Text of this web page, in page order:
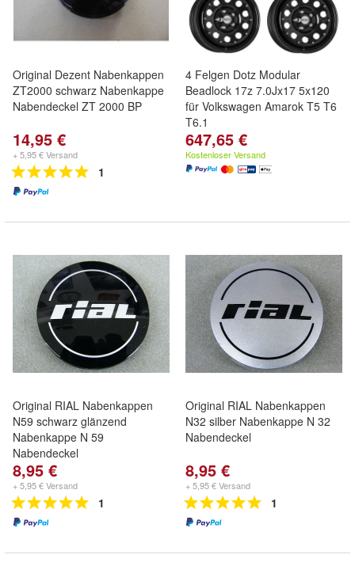
Original Dezent Nabenkappen
ZT2000 schwarz Nabenkappe
Nabendeckel ZT 2000 BP
14,95 €
+ 5,95 € Versand
1
4 Felgen Dotz Modular
Beadlock 17z 7.0Jx17 5x120
für Volkswagen Amarok T5 T6
T6.1
647,65 €
Kostenloser Versand
Original RIAL Nabenkappen
N59 schwarz glänzend
Nabenkappe N 59
Nabendeckel
8,95 €
+ 5,95 € Versand
1
Original RIAL Nabenkappen
N32 silber Nabenkappe N 32
Nabendeckel
8,95 €
+ 5,95 € Versand
1